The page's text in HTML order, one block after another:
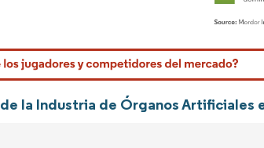
Imagen © Mordor
la Industria de Órganos Artificiales